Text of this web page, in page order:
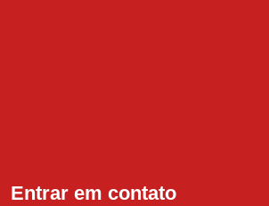
Entrar em contato